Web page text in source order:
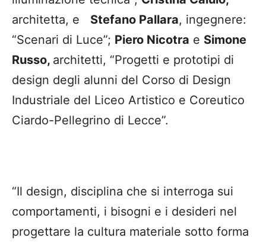
architetta, e Stefano Pallara, ingegnere:
“Scenari di Luce”; Piero Nicotra e Simone
Russo, architetti, “Progetti e prototipi di
design degli alunni del Corso di Design
Industriale del Liceo Artistico e Coreutico
Ciardo-Pellegrino di Lecce”.
“Il design, disciplina che si interroga sui
comportamenti, i bisogni e i desideri nel
progettare la cultura materiale sotto forma